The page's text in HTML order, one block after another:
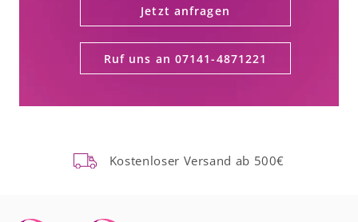
Jetzt anfragen
Ruf uns an 07141-4871221
Kostenloser Versand ab 500€